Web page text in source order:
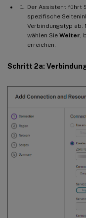
Der Assistent führt
spezifische
Verbindungstyp ab.
wählen Sie Weiter,
erreichen.
Schritt 2a: